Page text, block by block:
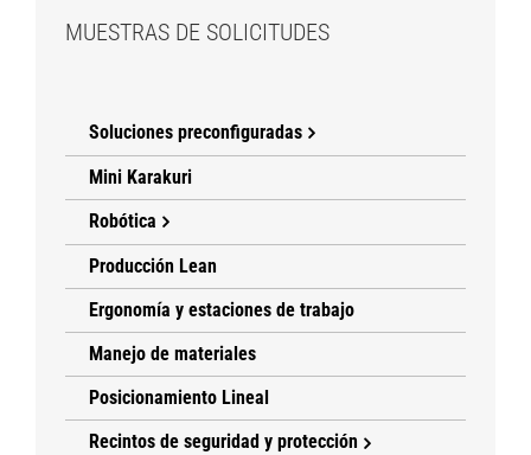
MUESTRAS DE SOLICITUDES
Soluciones preconfiguradas
Mini Karakuri
Robótica
Producción Lean
Ergonomía y estaciones de trabajo
Manejo de materiales
Posicionamiento Lineal
Recintos de seguridad y protección